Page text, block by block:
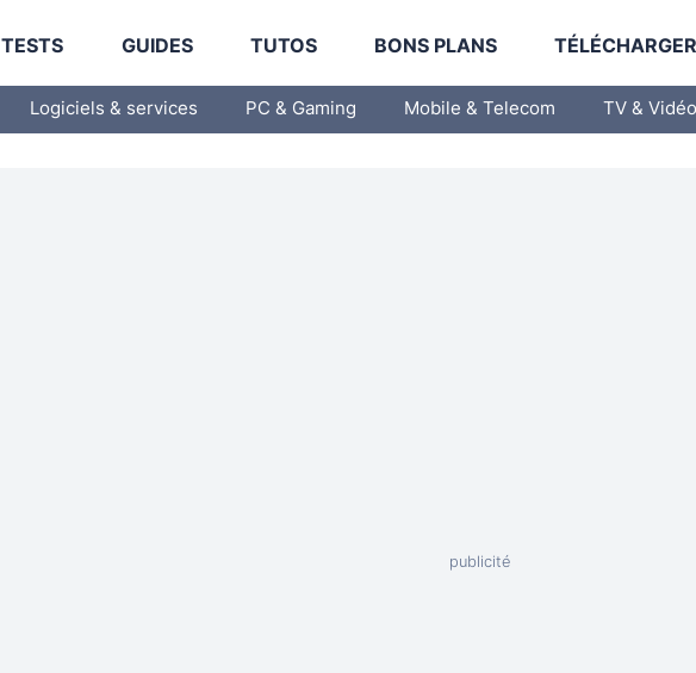
TESTS GUIDES TUTOS BONS PLANS
Logiciels & services PC & Gaming Mobile & Telecom TV & Vidéo